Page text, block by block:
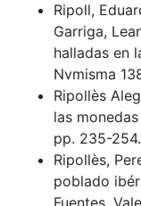
Ripoll,
Garriga,
halladas en
Nvmisma
Ripollès
las
pp. 235-254.
Ripollès,
poblado
Fuentes,